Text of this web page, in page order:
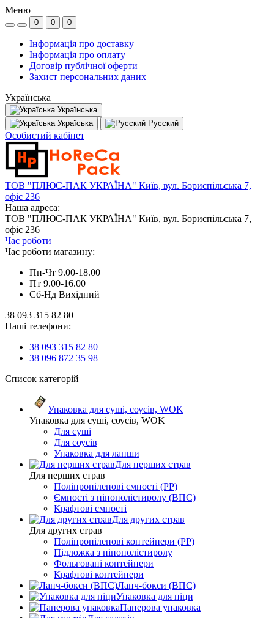
Меню
0 0 0
Інформація про доставку
Інформація про оплату
Договір публічної оферти
Захист персональних даних
Українська
Українська
Україська
Русский
Особистий кабінет
ТОВ "ПЛЮС-ПАК УКРАЇНА" Київ, вул. Бориспільська 7,
офіс 236
Наша адреса:
ТОВ "ПЛЮС-ПАК УКРАЇНА" Київ, вул. Бориспільська 7,
офіс 236
Час роботи
Час роботи магазину:
Пн-Чт 9.00-18.00
Пт 9.00-16.00
Сб-Нд Вихідний
38 093 315 82 80
Наші телефони:
38 093 315 82 80
38 096 872 35 98
Список категорій
Упаковка для суші, соусів, WOK
Упаковка для суші, соусів, WOK
Для суші
Для соусів
Упаковка для лапши
Для перших страв
Для перших страв
Поліпропіленові ємності (PP)
Ємності з пінополістиролу (ВПС)
Крафтові ємності
Для других страв
Для других страв
Поліпропіленові контейнери (PP)
Підложка з пінополістиролу
Фольговані контейнери
Крафтові контейнери
Ланч-бокси (ВПС)
Упаковка для піци
Паперова упаковка